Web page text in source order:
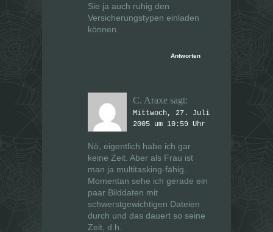
Sie ja auch ruhig den
Versicherungstypen einladen
können.
Antworten
C. Araxe sagt:
Mittwoch, 27. Juli
2005 um 10:59 Uhr
Nö, eigentlich habe ich gar
keine Zeit. Aber als Frau ist
man ja multitasking-fähig.
Momentan sehe ich gerade ein
paar Bilddaten mit
schwerstgewichtigen Dateien
durch und das dauert so seine
Zeit, d.h.